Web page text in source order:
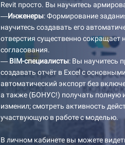
Revit просто. Вы научитесь
—Инженеры: Формирование
научитесь создавать его
отверстия существенно
согласования.
—BIM-специалисты: Вы научитесь
создавать отчёт в Excel с
автоматический экспорт без
а также (БОНУС!) получать полную
изменил; смотреть активность
участвующую в работе с моделью.
В личном кабинете вы можете